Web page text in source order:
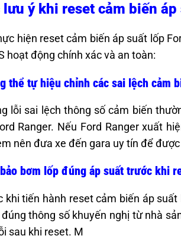
lưu ý khi reset cảm biến
hiện reset cảm biến áp suất lốp
hoạt động chính xác và an toàn:
thể tự hiệu chỉnh các sai lệch cảm
lỗi sai lệch thông số cảm biến
Ranger. Nếu Ford Ranger xuất
nên đưa xe đến gara uy tín để
bơm lốp đúng áp suất trước khi
khi tiến hành reset cảm biến áp
thông số khuyến nghị từ nhà
sau khi reset. M